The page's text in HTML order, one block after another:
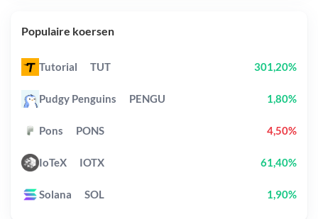
Populaire koersen
Tutorial TUT 301,20%
Pudgy Penguins PENGU 1,80%
Pons PONS 4,50%
IoTeX IOTX 61,40%
Solana SOL 1,90%